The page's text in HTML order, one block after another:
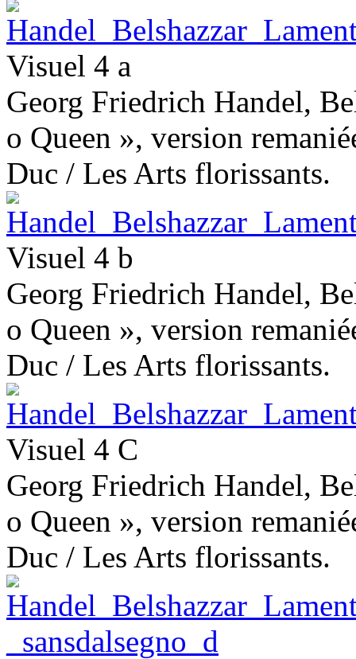
Visuel 4 a
Georg Friedrich Handel,
o Queen », version
Duc / Les Arts florissants.
Visuel 4 b
Georg Friedrich Handel,
o Queen », version
Duc / Les Arts florissants.
Visuel 4 C
Georg Friedrich Handel,
o Queen », version
Duc / Les Arts florissants.